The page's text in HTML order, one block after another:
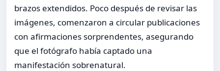
brazos extendidos. Poco después de revisar las
imágenes, comenzaron a circular publicaciones
con afirmaciones sorprendentes, asegurando
que el fotógrafo había captado una
manifestación sobrenatural.